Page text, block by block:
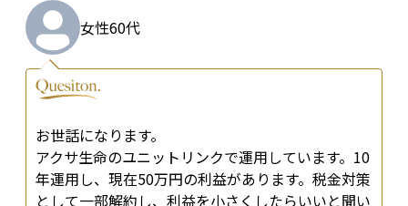
女性60代
お世話になります。
アクサ生命のユニットリンクで運用しています。10
年運用し、現在50万円の利益があります。税金対策
として一部解約し、利益を小さくしたらいいと聞い